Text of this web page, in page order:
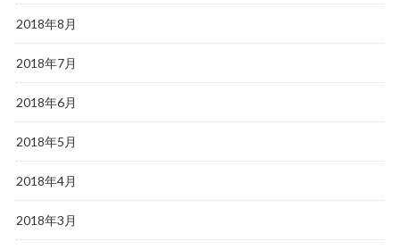
2018年8月
2018年7月
2018年6月
2018年5月
2018年4月
2018年3月